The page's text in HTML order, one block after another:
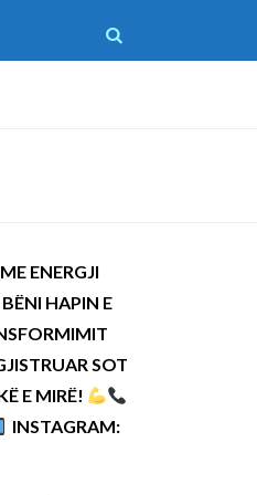
ENERGJI
HAPIN E
SOT
E MIRË!
INSTAGRAM: